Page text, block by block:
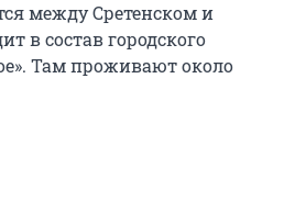
между Сретенском и
в состав городского
Там проживают около